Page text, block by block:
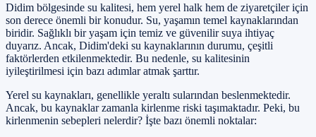
Didim bölgesinde su kalitesi, hem yerel halk hem de ziyaretçiler için
son derece önemli bir konudur. Su, yaşamın temel kaynaklarından
biridir. Sağlıklı bir yaşam için temiz ve güvenilir suya ihtiyaç
duyarız. Ancak, Didim'deki su kaynaklarının durumu, çeşitli
faktörlerden etkilenmektedir. Bu nedenle, su kalitesinin
iyileştirilmesi için bazı adımlar atmak şarttır.
Yerel su kaynakları, genellikle yeraltı sularından beslenmektedir.
Ancak, bu kaynaklar zamanla kirlenme riski taşımaktadır. Peki, bu
kirlenmenin sebepleri nelerdir? İşte bazı önemli noktalar: